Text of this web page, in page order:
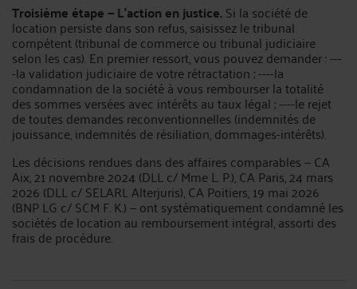
Troisième étape — L’action en justice. Si la société de
location persiste dans son refus, saisissez le tribunal
compétent (tribunal de commerce ou tribunal judiciaire
selon les cas). En premier ressort, vous pouvez demander : ---
-la validation judiciaire de votre rétractation ; ----la
condamnation de la société à vous rembourser la totalité
des sommes versées avec intérêts au taux légal ; ----le rejet
de toutes demandes reconventionnelles (indemnités de
jouissance, indemnités de résiliation, dommages-intérêts).
Les décisions rendues dans des affaires comparables — CA
Aix, 21 novembre 2024 (DLL c/ Mme L. P.), CA Paris, 24 mars
2026 (DLL c/ SELARL Alterjuris), CA Poitiers, 19 mai 2026
(BNP LG c/ SCM F. K.) — ont systématiquement condamné les
sociétés de location au remboursement intégral, assorti des
frais de procédure.